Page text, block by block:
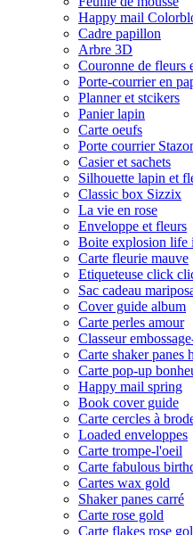
Happy mail
Cadre papillon
Arbre 3D
Couronne de fleurs
Porte-courrier en
Planner et stcikers
Panier lapin
Carte oeufs
Porte courrier
Casier et sachets
Silhouette lapin et
Classic box Sizzix
La vie en rose
Enveloppe et fleurs
Boite explosion life
Carte fleurie mauve
Etiqueteuse click
Sac cadeau
Cover guide album
Carte perles amour
Classeur
Carte shaker panes
Carte pop-up
Happy mail spring
Book cover guide
Carte cercles à
Loaded enveloppes
Carte trompe-l'oeil
Carte fabulous
Cartes wax gold
Shaker panes carré
Carte rose gold
Carte flakes rose